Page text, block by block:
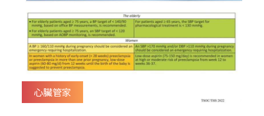
且劉醫師不是一向主張心臟病人可以吃冰的嗎？
對啊，對啊，亞洲傳統觀念認為吃食物
心臟管家